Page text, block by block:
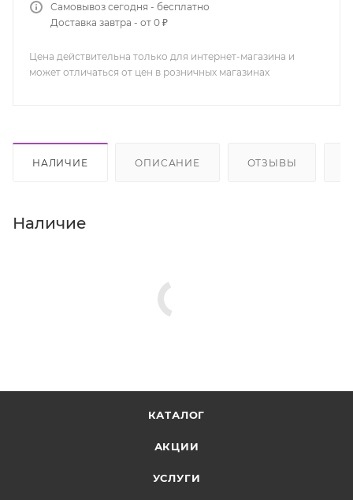
Самовывоз сегодня - бесплатно
Доставка завтра - от 0 ₽
Цена действительна только для интернет-магазина и
может отличаться от цен в розничных магазинах
НАЛИЧИЕ ОПИСАНИЕ ОТЗЫВЫ
Наличие
КАТАЛОГ
АКЦИИ
УСЛУГИ